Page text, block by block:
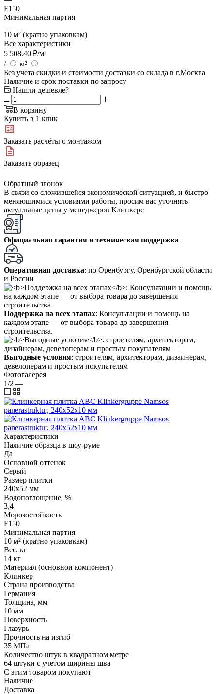
F150
Минимальная партия
—
10 м² (кратно упаковкам)
Все характеристики
5 508.40 ₽/м²
/
м²
Без учета скидки и стоимости доставки со склада в г.Москва
Наличие и срок поставки по запросу
Нашли дешевле?
В корзину
Купить в 1 клик
Заказать расчёты с монтажом
Заказать образец
Обратный звонок
В связи со сложившейся экономической ситуацией, и быстро
меняющимися условиями работы, просим вас уточнять
актуальные цены у менеджеров Клинкерс
Официальная гарантия и техническая поддержка
Оперативная доставка: по Оренбургу, Оренбургской области
и России
Поддержка на всех этапах: Консультации и помощь на
каждом этапе — от выбора товара до завершения
строительства.
Выгодные условия: строителям, архитекторам, дизайнерам,
девелоперам и простым покупателям
Фотогалерея
1/2 —
Характеристики
Наличие образца в шоу-руме
Да
Основной оттенок
Серый
Размер плитки
240x52 мм
Водопоглощение, %
3,4
Морозостойкость
F150
Минимальная партия
10 м² (кратно упаковкам)
Вес, кг
14 кг
Материал (основной компонент)
Клинкер
Страна производства
Германия
Толщина, мм
10 мм
Поверхность
Глазурь
Прочность на изгиб
35 МПа
Количество штук в квадратном метре
64 штуки с учетом ширины шва
С этим товаром покупают
Наличие
Доставка